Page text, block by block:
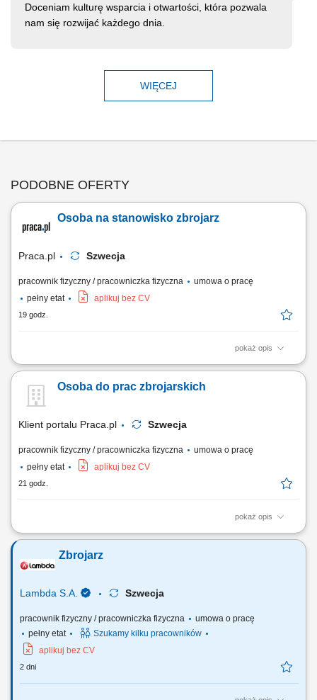
Doceniam kulturę wsparcia i otwartości, która pozwala
nam się rozwijać każdego dnia.
WIĘCEJ
PODOBNE OFERTY
Osoba na stanowisko zbrojarz
Praca.pl Szwecja
pracownik fizyczny / pracowniczka fizyczna
umowa o pracę
pełny etat
aplikuj bez CV
19 godz.
pokaż opis
Opis stanowiska Tworzenie i montowanie konstrukcji stalowych, zbrojeń
Osoba do prac zbrojarskich
Klient portalu Praca.pl Szwecja
pracownik fizyczny / pracowniczka fizyczna
umowa o pracę
pełny etat
aplikuj bez CV
21 godz.
pokaż opis
Wykonywanie konstrukcji stalowych, zbrojenia, szkieletów i siatek
Zbrojarz
Lambda S.A. Szwecja
pracownik fizyczny / pracowniczka fizyczna
umowa o pracę
pełny etat
Szukamy kilku pracowników
aplikuj bez CV
2 dni